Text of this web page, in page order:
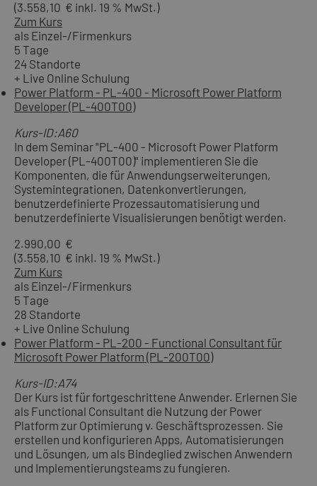
(3.558,10 € inkl. 19 % MwSt.)
Zum Kurs
als Einzel-/Firmenkurs
5 Tage
24 Standorte
+ Live Online Schulung
Power Platform - PL-400 - Microsoft Power Platform
Developer (PL-400T00)
Kurs-ID:A60
In dem Seminar "PL-400 - Microsoft Power Platform
Developer (PL-400T00)" implementieren Sie die
Komponenten, die für Anwendungserweiterungen,
Systemintegrationen, Datenkonvertierungen,
benutzerdefinierte Prozessautomatisierung und
benutzerdefinierte Visualisierungen benötigt werden.
2.990,00 €
(3.558,10 € inkl. 19 % MwSt.)
Zum Kurs
als Einzel-/Firmenkurs
5 Tage
28 Standorte
+ Live Online Schulung
Power Platform - PL-200 - Functional Consultant für
Microsoft Power Platform (PL-200T00)
Kurs-ID:A74
Der Kurs ist für fortgeschrittene Anwender. Erlernen Sie
als Functional Consultant die Nutzung der Power
Platform zur Optimierung v. Geschäftsprozessen. Sie
erstellen und konfigurieren Apps, Automatisierungen
und Lösungen, um als Bindeglied zwischen Anwendern
und Implementierungsteams zu fungieren.